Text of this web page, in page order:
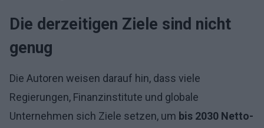
Die derzeitigen Ziele sind nicht
genug
Die Autoren weisen darauf hin, dass viele
Regierungen, Finanzinstitute und globale
Unternehmen sich Ziele setzen, um bis 2030 Netto-